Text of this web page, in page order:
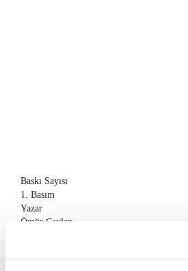
Baskı Sayısı
1. Basım
Yazar
Ömür Ceylan